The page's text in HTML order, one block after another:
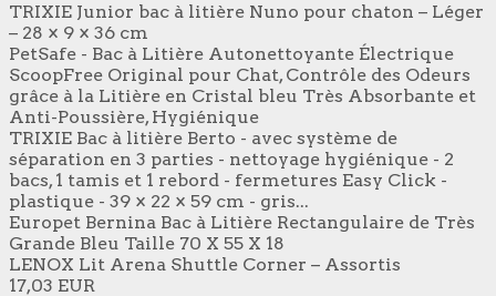
TRIXIE Junior bac à litière Nuno pour chaton – Léger
– 28 × 9 × 36 cm
PetSafe - Bac à Litière Autonettoyante Électrique
ScoopFree Original pour Chat, Contrôle des Odeurs
grâce à la Litière en Cristal bleu Très Absorbante et
Anti-Poussière, Hygiénique
TRIXIE Bac à litière Berto - avec système de
séparation en 3 parties - nettoyage hygiénique - 2
bacs, 1 tamis et 1 rebord - fermetures Easy Click -
plastique - 39 × 22 × 59 cm - gris...
Europet Bernina Bac à Litière Rectangulaire de Très
Grande Bleu Taille 70 X 55 X 18
LENOX Lit Arena Shuttle Corner – Assortis
17,03 EUR